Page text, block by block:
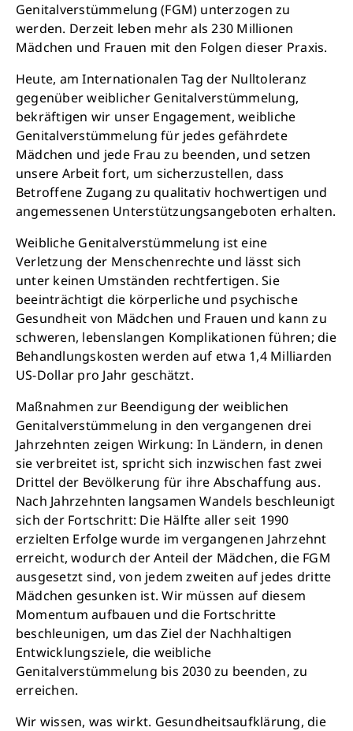
Genitalverstümmelung (FGM) unterzogen zu
werden. Derzeit leben mehr als 230 Millionen
Mädchen und Frauen mit den Folgen dieser Praxis.
Heute, am Internationalen Tag der Nulltoleranz
gegenüber weiblicher Genitalverstümmelung,
bekräftigen wir unser Engagement, weibliche
Genitalverstümmelung für jedes gefährdete
Mädchen und jede Frau zu beenden, und setzen
unsere Arbeit fort, um sicherzustellen, dass
Betroffene Zugang zu qualitativ hochwertigen und
angemessenen Unterstützungsangeboten erhalten.
Weibliche Genitalverstümmelung ist eine
Verletzung der Menschenrechte und lässt sich
unter keinen Umständen rechtfertigen. Sie
beeinträchtigt die körperliche und psychische
Gesundheit von Mädchen und Frauen und kann zu
schweren, lebenslangen Komplikationen führen; die
Behandlungskosten werden auf etwa 1,4 Milliarden
US-Dollar pro Jahr geschätzt.
Maßnahmen zur Beendigung der weiblichen
Genitalverstümmelung in den vergangenen drei
Jahrzehnten zeigen Wirkung: In Ländern, in denen
sie verbreitet ist, spricht sich inzwischen fast zwei
Drittel der Bevölkerung für ihre Abschaffung aus.
Nach Jahrzehnten langsamen Wandels beschleunigt
sich der Fortschritt: Die Hälfte aller seit 1990
erzielten Erfolge wurde im vergangenen Jahrzehnt
erreicht, wodurch der Anteil der Mädchen, die FGM
ausgesetzt sind, von jedem zweiten auf jedes dritte
Mädchen gesunken ist. Wir müssen auf diesem
Momentum aufbauen und die Fortschritte
beschleunigen, um das Ziel der Nachhaltigen
Entwicklungsziele, die weibliche
Genitalverstümmelung bis 2030 zu beenden, zu
erreichen.
Wir wissen, was wirkt. Gesundheitsaufklärung, die